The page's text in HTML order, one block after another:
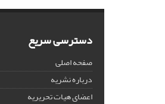
دسترسی سریع
صفحه اصلی
درباره نشریه
اعضای هیات تحریریه